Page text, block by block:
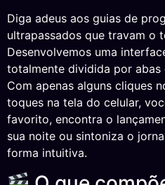
Diga adeus aos guias de
ultrapassados que travam o
Desenvolvemos uma
totalmente dividida por abas
Com apenas alguns cliques
toques na tela do celular,
favorito, encontra o
sua noite ou sintoniza o
forma intuitiva.